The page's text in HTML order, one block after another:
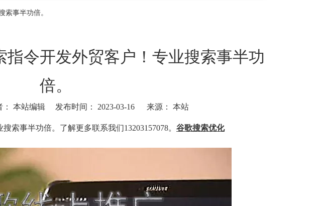
索事半功倍。
令开发外贸客户！专业搜索事半功
倍。
本站编辑 发布时间： 2023-03-16 来源： 本站
索事半功倍。了解更多联系我们13203157078。 谷歌搜索优化